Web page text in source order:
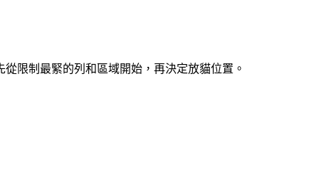
限制最緊的列和區域開始，再決定放貓位置。